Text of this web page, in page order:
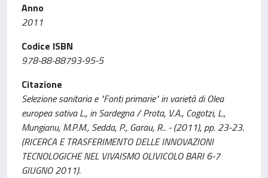
Anno
2011
Codice ISBN
978-88-88793-95-5
Citazione
Selezione sanitaria e "Fonti primarie" in varietà di Olea
europea sativa L., in Sardegna / Prota, V.A., Cogotzi, L.,
Mungianu, M.P.M., Sedda, P., Garau, R.. - (2011), pp. 23-23.
(RICERCA E TRASFERIMENTO DELLE INNOVAZIONI
TECNOLOGICHE NEL VIVAISMO OLIVICOLO BARI 6-7
GIUGNO 2011).